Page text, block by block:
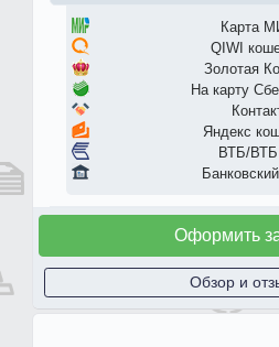
Карта
QIWI
Золотая
На карту
Яндекс
ВТБ/ВТБ
Оформить
Обзор и